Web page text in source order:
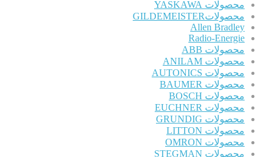
محصولات YASKAWA
محصولاتGILDEMEISTER
Allen Bradley
Radio-Energie
محصولات ABB
محصولات ANILAM
محصولات AUTONICS
محصولات BAUMER
محصولات BOSCH
محصولات EUCHNER
محصولات GRUNDIG
محصولات LITTON
محصولات OMRON
محصولات STEGMAN